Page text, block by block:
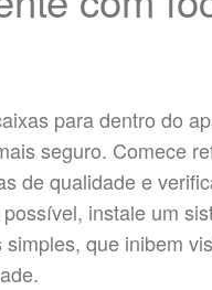
para dentro do
seguro. Comece
de qualidade e
instale um
que inibem